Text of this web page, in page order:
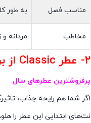
مناسب فصل به طور
مخاطب مردانه
۲- عطر Classic از برند بربری
پرفروشترین عطرهای سال
اگر شما هم رایحه جذاب،
نت‌های ابتدایی این عطر را